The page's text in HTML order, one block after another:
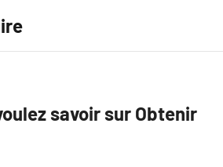
savoir sur Obtenir